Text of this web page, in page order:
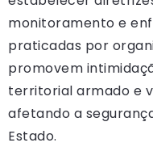
monitoramento e
praticadas por
promovem
territorial armado e
afetando a
Estado.